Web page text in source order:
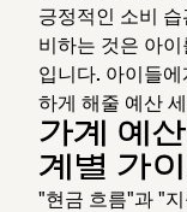
긍정적인 소비
비하는 것은 아
입니다. 아이들
하게 해줄 예산
가계 예
계별 가
"현금 흐름"과 "